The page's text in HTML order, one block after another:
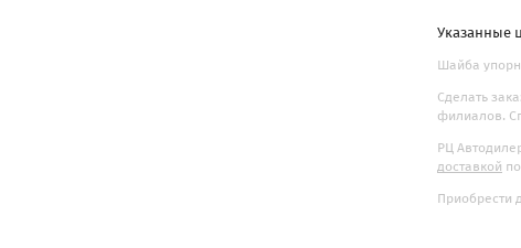
Указанные
Шайба
Сделать
филиалов.
РЦ
доставкой
Приобрести